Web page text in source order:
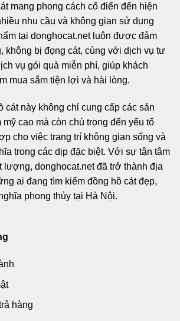
mang phong cách cổ điển đến hiện
nhu cầu và không gian sử dụng
tại donghocat.net luôn được đảm
không bị đọng cát, cùng với dịch vụ tư
vụ gói quà miễn phí, giúp khách
mua sắm tiện lợi và hài lòng.
cát này không chỉ cung cấp các sản
mỹ cao mà còn chú trọng đến yếu tố
cho việc trang trí không gian sống và
trong các dịp đặc biệt. Với sự tận tâm
lượng, donghocat.net đã trở thành địa
ai đang tìm kiếm đồng hồ cát đẹp,
phong thủy tại Hà Nội.
hàng